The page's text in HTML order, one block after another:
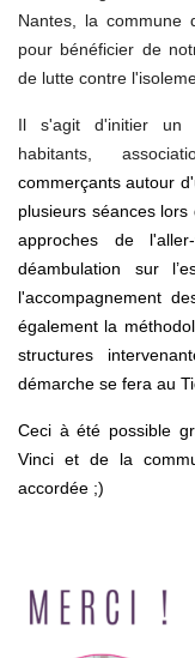
Nantes, la commune
pour bénéficier de
de lutte contre
Il s'agit d'initier un
habitants,
commerçants autour
plusieurs séances
approches de
déambulation sur
l'accompagnement
également la
structures
démarche se fera au
Ceci à été possible
Vinci etde la
accordée ;)